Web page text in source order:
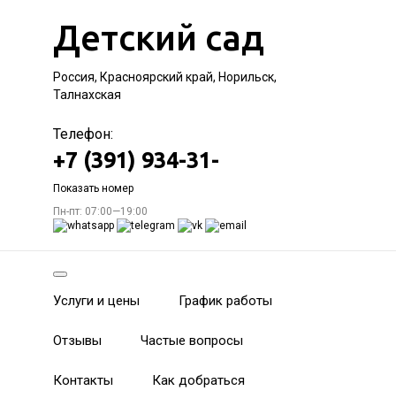
Детский сад
Россия, Красноярский край, Норильск,
Талнахская
Телефон:
+7 (391) 934-31-
Показать номер
Пн-пт: 07:00—19:00
Услуги и цены График работы
Отзывы Частые вопросы
Контакты Как добраться